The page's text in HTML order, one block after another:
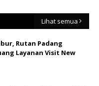
Lihat semua
Rutan Padang
Layanan Visit New